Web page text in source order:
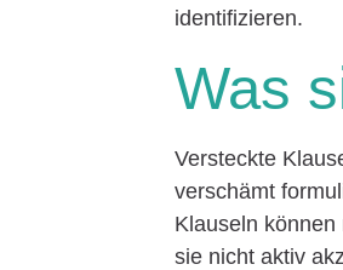
identifizieren.
Was
Versteckte
verschämt
Klauseln
sie nicht aktiv